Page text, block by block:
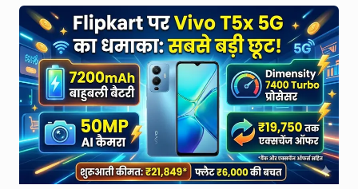
st
W
e
a
t
h
er